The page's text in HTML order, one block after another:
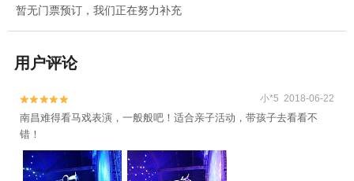
暂无门票预订，我们正在努力补充
用户评论

 小*5 2018-06-22
南昌难得看马戏表演，一般般吧！适合亲子活动，带孩子去看看不
错！